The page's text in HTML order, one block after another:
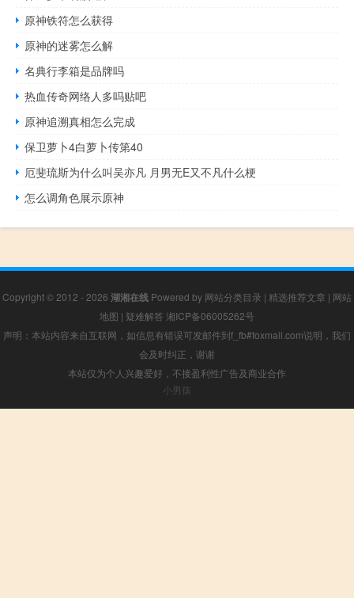
原神铁符怎么获得
原神的迷雾怎么解
名典行李箱是品牌吗
热血传奇网络人多吗贴吧
原神追溯真相怎么完成
保卫萝卜4白萝卜传第40
厄斐琉斯为什么叫吴亦凡 月男无E又不凡什么梗
怎么调角色展示原神
Copyright © 2012 - 2026 湖湘在线 Powered by 网站分类目录 | 精选推荐文章 | 网站
地图 | 疑难解答 湘ICP备06005262号
声明：本站内容来自互联网，如信息有错误可发邮件到f_fb#foxmail.com说明，我们
会及时纠正，谢谢
本站仅为个人兴趣爱好，不接盈利性广告及商业合作
小男孩